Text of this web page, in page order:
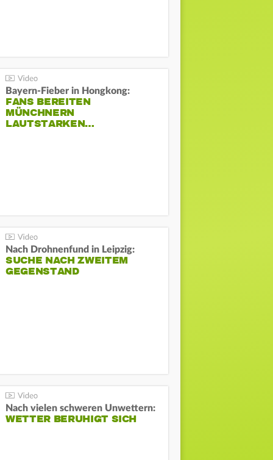
Bayern-Fieber in Hongkong:
FANS BEREITEN
MÜNCHNERN
LAUTSTARKEN…
Nach Drohnenfund in Leipzig:
SUCHE NACH ZWEITEM
GEGENSTAND
Nach vielen schweren Unwettern:
WETTER BERUHIGT SICH